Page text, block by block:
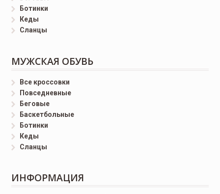
Ботинки
Кеды
Сланцы
МУЖСКАЯ ОБУВЬ
Все кроссовки
Повседневные
Беговые
Баскетбольные
Ботинки
Кеды
Сланцы
ИНФОРМАЦИЯ